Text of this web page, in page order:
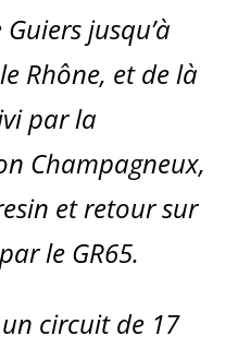
jusqu’à
Rhône, et de là
par la
Champagneux,
et retour sur
le GR65.
circuit de 17